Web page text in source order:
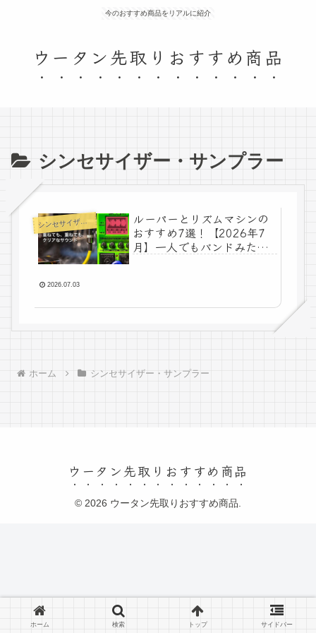
今のおすすめ商品をリアルに紹介
ウータン先取りおすすめ商品
シンセサイザー・サンプラー
シンセサイザー・サンプラー
ルーパーとリズムマシンの
おすすめ7選！【2026年7
月】一人でもバンドみたい
2026.07.03
ホーム シンセサイザー・サンプラー
ウータン先取りおすすめ商品
© 2026 ウータン先取りおすすめ商品.
ホーム 検索 トップ サイドバー